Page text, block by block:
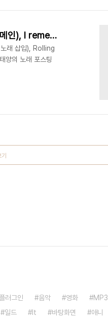
[오늘의 1곡] YUI 4곡 연속뮤비 - Good-by days(태양의 노래 메인), I remember you(태양의 노래 삽입), Rolling Star(블리치 OP), CHE.R.RY
래 삽입), Rolling
양의 노래 포스팅
플러그인 음악 영화
MP3
일드 It 바탕화면 애니